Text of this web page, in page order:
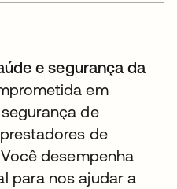
e segurança da
em
de
de
desempenha
para nos ajudar a